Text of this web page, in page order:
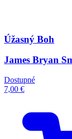
Úžasný Boh
James Bryan
Dostupné
7,00 €